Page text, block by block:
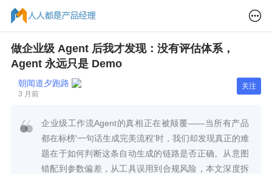
做企业级 Agent 后我才发现：没有评估体系，
Agent 永远只是 Demo
朝闻道夕跑路
3 月前
关注
企业级工作流Agent的真相正在被颠覆——当所有产品
都在标榜'一句话生成完美流程'时，我们却发现真正的难
题在于如何判断这条自动生成的链路是否正确。从意图
错配到参数偏差，从工具误用到合规风险，本文深度拆